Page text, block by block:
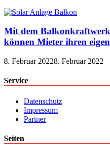
Mit dem
können Mieter ihren
8. Februar 20228. Februar 2022
Service
Datenschutz
Impressum
Partner
Seiten